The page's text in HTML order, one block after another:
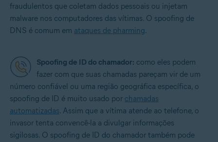
fraudulentos que coletam dados pessoais ou injetam
malware nos computadores das vítimas. O spoofing de
DNS é comum em ataques de pharming.
Spoofing de ID do chamador: como eles podem
fazer com que suas chamadas pareçam vir de um
número confiável ou uma região geográfica específica, o
spoofing de ID é muito usado por chamadas
automatizadas. Assim que a vítima atende ao telefone, o
invasor tenta convencê-la a divulgar informações
sigilosas. O spoofing de ID do chamador também pode